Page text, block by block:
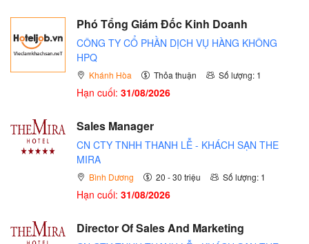
Phó Tổng Giám Đốc Kinh Doanh
CÔNG TY CỔ PHẦN DỊCH VỤ HÀNG KHÔNG
HPQ
Khánh Hòa Thỏa thuận Số lượng: 1
Hạn cuối: 31/08/2026
Sales Manager
CN CTY TNHH THANH LỄ - KHÁCH SẠN THE
MIRA
Bình Dương 20 - 30 triệu Số lượng: 1
Hạn cuối: 31/08/2026
Director Of Sales And Marketing